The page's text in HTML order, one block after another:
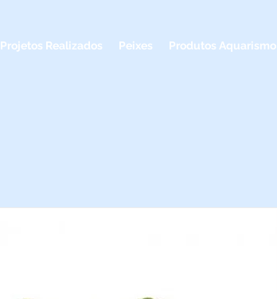
Projetos Realizados Peixes Produtos Aquarismo